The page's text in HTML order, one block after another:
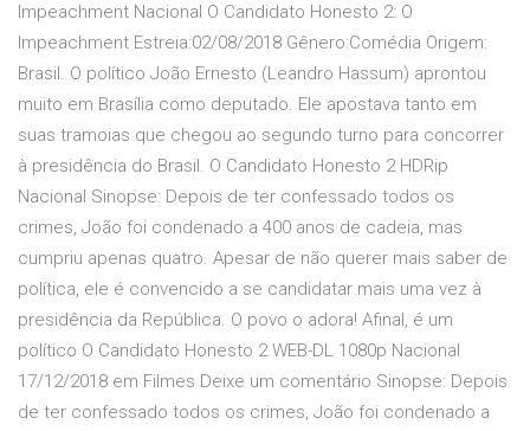
Impeachment Nacional O Candidato Honesto 2: O
Impeachment Estreia:02/08/2018 Gênero:Comédia Origem:
Brasil. O político João Ernesto (Leandro Hassum) aprontou
muito em Brasília como deputado. Ele apostava tanto em
suas tramoias que chegou ao segundo turno para concorrer
à presidência do Brasil. O Candidato Honesto 2 HDRip
Nacional Sinopse: Depois de ter confessado todos os
crimes, João foi condenado a 400 anos de cadeia, mas
cumpriu apenas quatro. Apesar de não querer mais saber de
política, ele é convencido a se candidatar mais uma vez à
presidência da República. O povo o adora! Afinal, é um
político O Candidato Honesto 2 WEB-DL 1080p Nacional
17/12/2018 em Filmes Deixe um comentário Sinopse: Depois
de ter confessado todos os crimes, João foi condenado a